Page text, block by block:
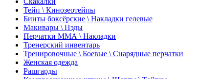
Тейп \ Кинозеотейпы
Бинты боксёрские \ Накладки гелевые
Макивары \ Пэды
Перчатки ММА \ Накладки
Тренерский инвентарь
Тренировочные \ Боевые \ Снарядные перчатки
Женская одежда
Рашгарды